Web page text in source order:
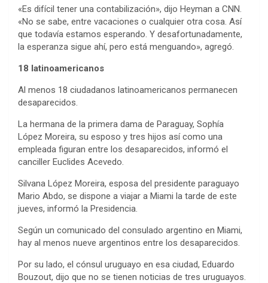
«Es difícil tener una contabilización», dijo Heyman a CNN.
«No se sabe, entre vacaciones o cualquier otra cosa. Así
que todavía estamos esperando. Y desafortunadamente,
la esperanza sigue ahí, pero está menguando», agregó.
18 latinoamericanos
Al menos 18 ciudadanos latinoamericanos permanecen
desaparecidos.
La hermana de la primera dama de Paraguay, Sophía
López Moreira, su esposo y tres hijos así como una
empleada figuran entre los desaparecidos, informó el
canciller Euclides Acevedo.
Silvana López Moreira, esposa del presidente paraguayo
Mario Abdo, se dispone a viajar a Miami la tarde de este
jueves, informó la Presidencia.
Según un comunicado del consulado argentino en Miami,
hay al menos nueve argentinos entre los desaparecidos.
Por su lado, el cónsul uruguayo en esa ciudad, Eduardo
Bouzout, dijo que no se tienen noticias de tres uruguayos.